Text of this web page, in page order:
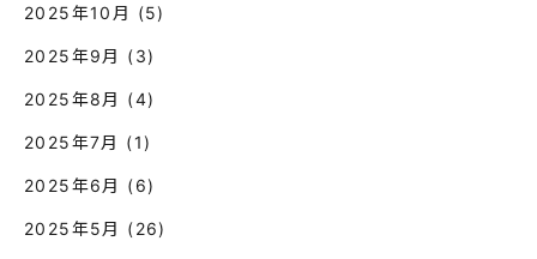
2025年10月 (5)
2025年9月 (3)
2025年8月 (4)
2025年7月 (1)
2025年6月 (6)
2025年5月 (26)